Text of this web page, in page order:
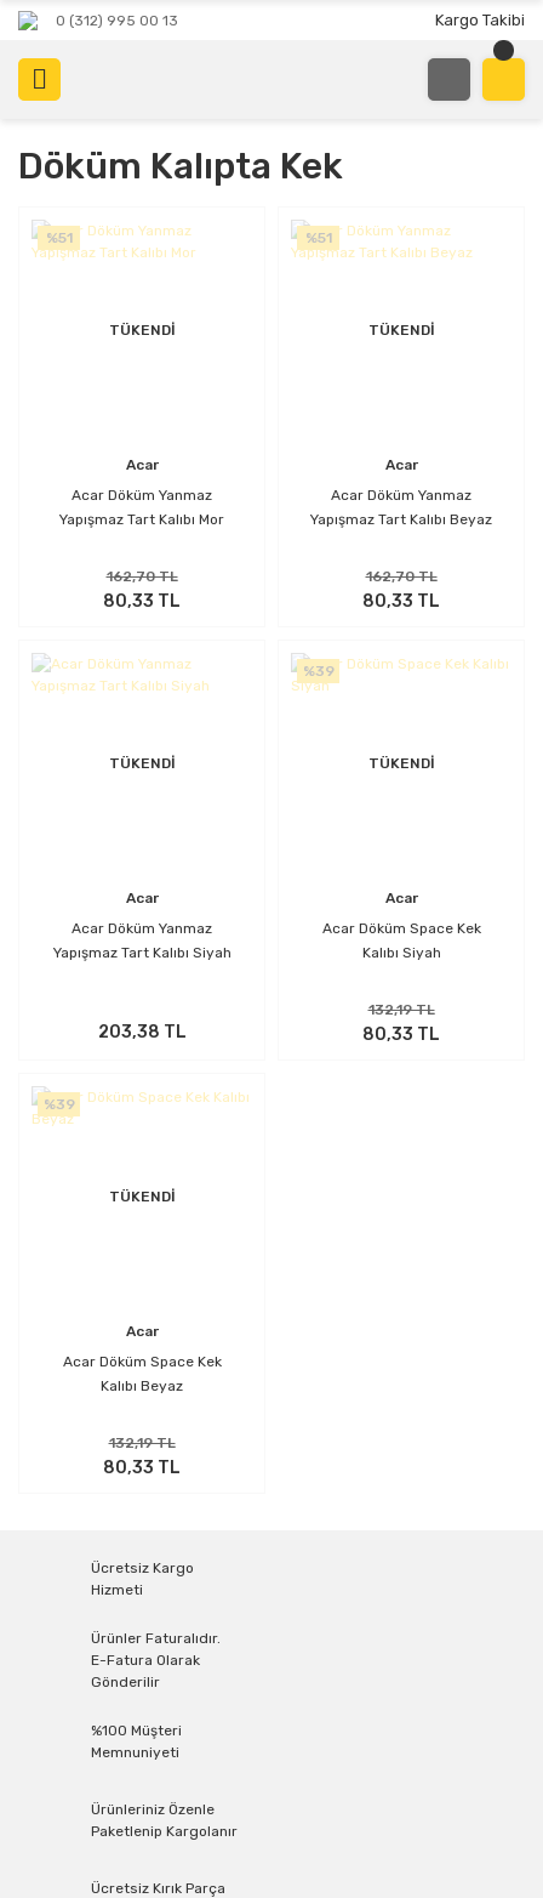
0 (312) 995 00 13 Kargo Takibi
Döküm Kalıpta Kek
%51
TÜKENDİ
Acar
Acar Döküm Yanmaz
Yapışmaz Tart Kalıbı Mor
162,70 TL
80,33 TL
%51
TÜKENDİ
Acar
Acar Döküm Yanmaz
Yapışmaz Tart Kalıbı Beyaz
162,70 TL
80,33 TL
TÜKENDİ
Acar
Acar Döküm Yanmaz
Yapışmaz Tart Kalıbı Siyah
203,38 TL
%39
TÜKENDİ
Acar
Acar Döküm Space Kek
Kalıbı Siyah
132,19 TL
80,33 TL
%39
TÜKENDİ
Acar
Acar Döküm Space Kek
Kalıbı Beyaz
132,19 TL
80,33 TL
Ücretsiz Kargo
Hizmeti
Ürünler Faturalıdır.
E-Fatura Olarak
Gönderilir
%100 Müşteri
Memnuniyeti
Ürünleriniz Özenle
Paketlenip Kargolanır
Ücretsiz Kırık Parça